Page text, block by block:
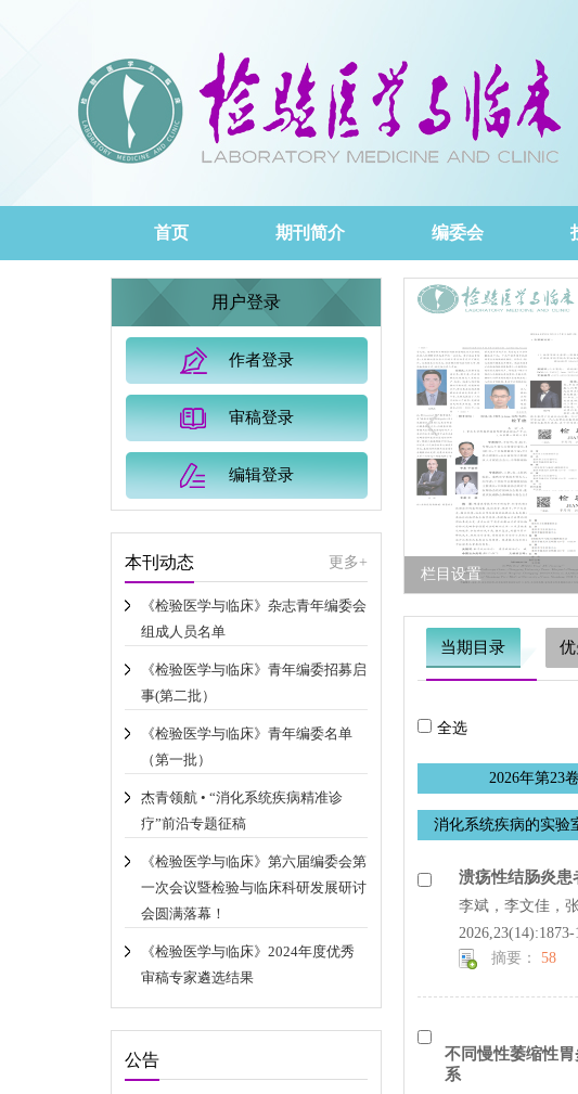
首页 期刊简介 编委会
栏目设置
当期目录
全选
2026年第23
消化系统疾病的实验
溃疡性结肠炎患
李斌，李文佳，
摘要： 58
不同慢性萎缩性
系
用户登录
作者登录
审稿登录
编辑登录
本刊动态 更多+
《检验医学与临床》杂志青年编委会
组成人员名单
《检验医学与临床》青年编委招募启
事(第二批）
《检验医学与临床》青年编委名单
（第一批）
杰青领航 • “消化系统疾病精准诊
疗”前沿专题征稿
《检验医学与临床》第六届编委会第
一次会议暨检验与临床科研发展研讨
会圆满落幕！
《检验医学与临床》2024年度优秀
审稿专家遴选结果
公告